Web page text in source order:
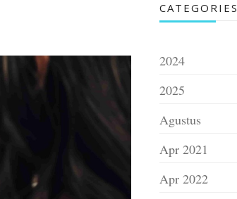
CATEGORIES
2024
2025
Agustus
Apr 2021
Apr 2022